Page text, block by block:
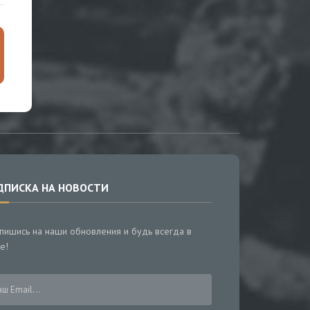
НА НОВОСТИ
на наши обновления и будь всегда в